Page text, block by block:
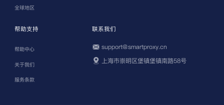
全球地区
帮助支持
帮助中心
关于我们
服务条款
联系我们
support@smartproxy.cn
上海市崇明区堡镇堡镇南路58号